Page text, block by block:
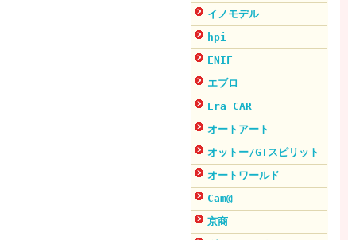
イノモデル
hpi
ENIF
エブロ
Era CAR
オートアート
オットー/GTスピリット
オートワールド
Cam@
京商